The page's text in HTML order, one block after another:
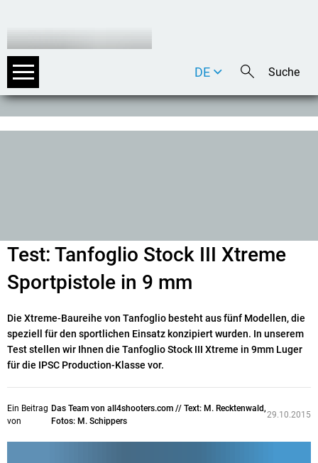
DE
EN
Test: Tanfoglio Stock III Xtreme
Sportpistole in 9 mm
Die Xtreme-Baureihe von Tanfoglio besteht aus fünf Modellen, die
speziell für den sportlichen Einsatz konzipiert wurden. In unserem
Test stellen wir Ihnen die Tanfoglio Stock III Xtreme in 9mm Luger
für die IPSC Production-Klasse vor.
Ein Beitrag
von
Das Team von all4shooters.com // Text: M. Recktenwald,
Fotos: M. Schippers
29.10.2015